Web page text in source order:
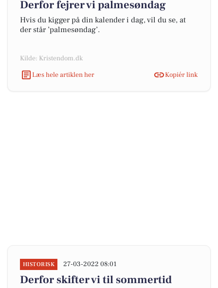
Derfor fejrer vi palmesøndag
Hvis du kigger på din kalender i dag, vil du se, at
der står ’palmesøndag’.
Kilde: Kristendom.dk
Læs hele artiklen her
Kopiér link
HISTORISK 27-03-2022 08:01
Derfor skifter vi til sommertid